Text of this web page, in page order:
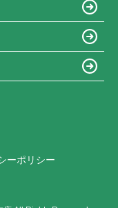
ーポリシー